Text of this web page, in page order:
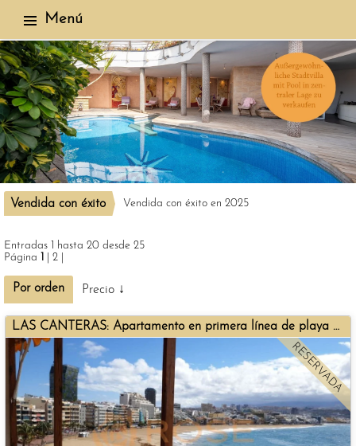
Menú
Vendida con éxito Vendida con éxito en 2025
Entradas 1 hasta 20 desde 25
Página 1 2
Por orden Precio ↓
LAS CANTERAS: Apartamento en primera línea de playa vendido
RESERVADA